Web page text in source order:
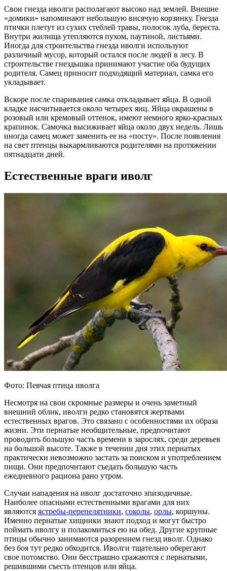
Свои гнезда иволги располагают высоко над землей. Внешне
«домики» напоминают небольшую висячую корзинку. Гнезда
птички плетут из сухих стеблей травы, полосок луба, береста.
Внутри жилища утепляются пухом, паутиной, листьями.
Иногда для строительства гнезда иволги используют
различный мусор, который остался после людей в лесу. В
строительстве гнездышка принимают участие оба будущих
родителя. Самец приносит подходящий материал, самка его
укладывает.
Вскоре после спаривания самка откладывает яйца. В одной
кладке насчитывается около четырех яиц. Яйца окрашены в
розовый или кремовый оттенок, имеют немного ярко-красных
крапинок. Самочка высиживает яйца около двух недель. Лишь
иногда самец может заменить ее на «посту». После появления
на свет птенцы выкармливаются родителями на протяжении
пятнадцати дней.
Естественные враги иволг
Фото: Певчая птица иволга
Несмотря на свои скромные размеры и очень заметный
внешний облик, иволги редко становятся жертвами
естественных врагов. Это связано с особенностями их образа
жизни. Эти пернатые необщительные, предпочитают
проводить большую часть времени в зарослях, среди деревьев
на большой высоте. Также в течении дня этих пернатых
практически невозможно застать за поиском и употреблением
пищи. Они предпочитают съедать большую часть
ежедневного рациона рано утром.
Случаи нападения на иволг достаточно эпизодичные.
Наиболее опасными естественными врагами для них
являются ястребы-перепелятники, соколы, орлы, коршуны.
Именно пернатые хищники знают подход и могут быстро
поймать иволгу и полакомиться ею на обед. Другие крупные
птицы обычно занимаются разорением гнезд иволг. Однако
без боя тут редко обходится. Иволги тщательно оберегают
свое потомство. Они бесстрашно сражаются с пернатыми,
решившими съесть птенцов или яйца.